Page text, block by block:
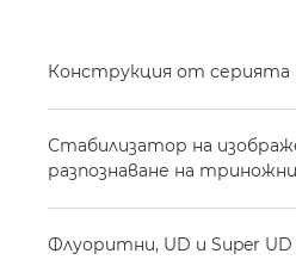
Конструкция от серията
Стабилизатор на
разпознаване на
Флуоритни, UD и Super